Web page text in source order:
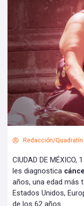
Redacción/
CIUDAD DE
les diagnostica
años, una edad más
Estados Unidos,
de los 62 años.